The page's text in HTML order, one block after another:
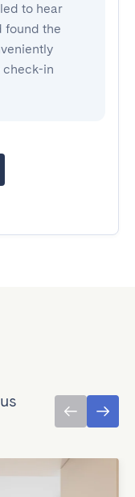
to hear
found the
check-in